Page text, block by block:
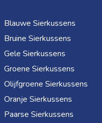
Blauwe Sierkussens
Bruine Sierkussens
Gele Sierkussens
Groene Sierkussens
Olijfgroene Sierkussens
Oranje Sierkussens
Paarse Sierkussens